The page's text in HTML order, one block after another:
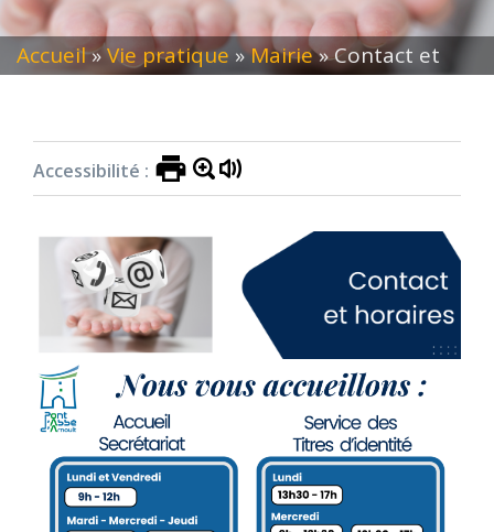
Accueil»Vie pratique »Mairie»Contact et
Accessibilité :